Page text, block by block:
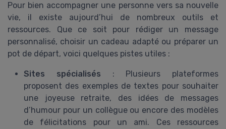
Pour bien accompagner une personne vers sa nouvelle
vie, il existe aujourd’hui de nombreux outils et
ressources. Que ce soit pour rédiger un message
personnalisé, choisir un cadeau adapté ou préparer un
pot de départ, voici quelques pistes utiles :
Sites spécialisés : Plusieurs plateformes
proposent des exemples de textes pour souhaiter
une joyeuse retraite, des idées de messages
d’humour pour un collègue ou encore des modèles
de félicitations pour un ami. Ces ressources